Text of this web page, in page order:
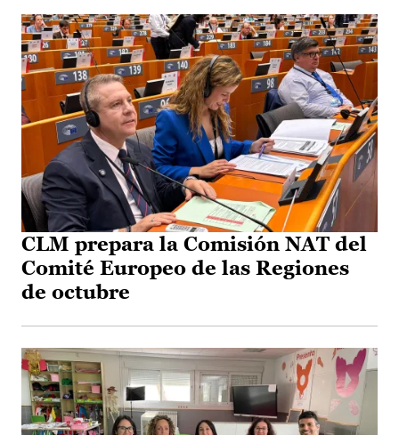
CLM prepara la Comisión NAT del
Comité Europeo de las Regiones
de octubre